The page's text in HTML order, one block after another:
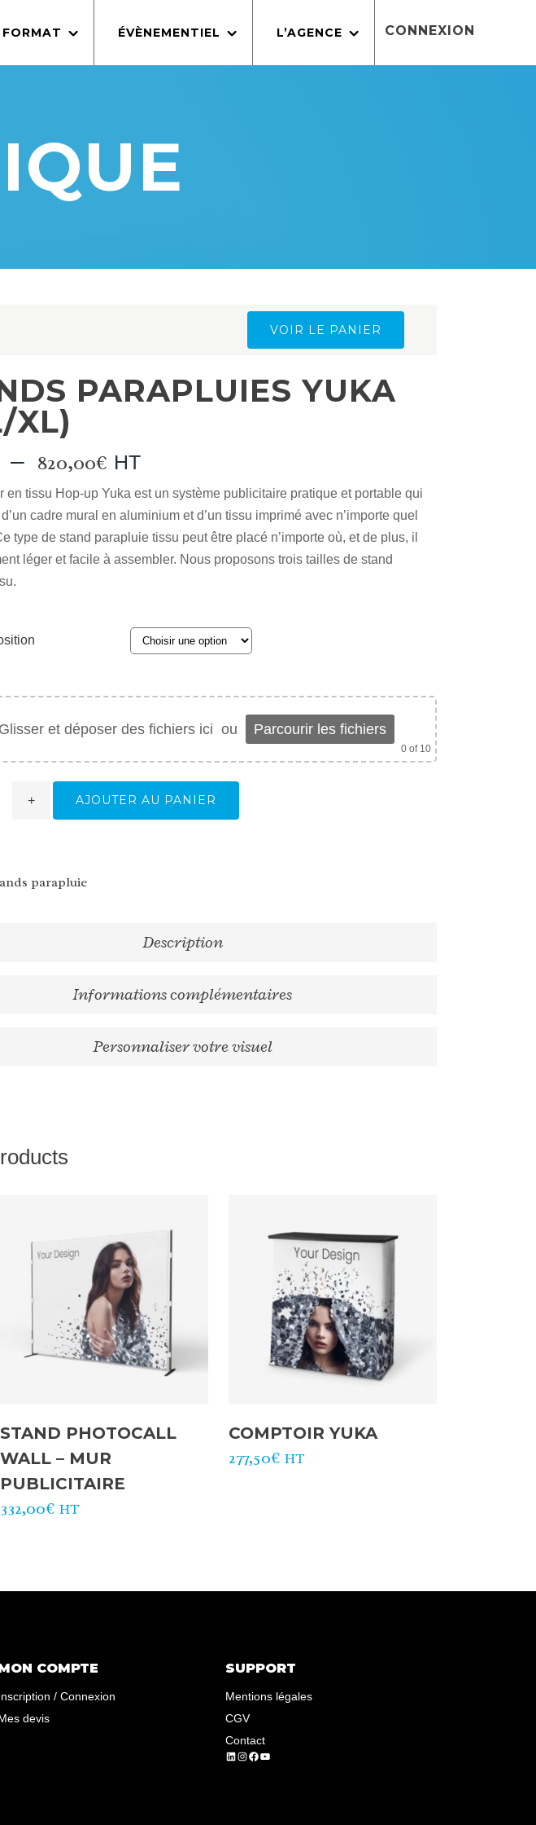
CONNEXION
ÉVÈNEMENTIEL L’AGENCE
VOIR LE PANIER
PARAPLUIES YUKA
XL)
– 820,00€ Plage
de
prix :
474,00€
à
820,00€
HT
en tissu Hop-up Yuka est un système publicitaire pratique et portable qui
cadre mural en aluminium et d’un tissu imprimé avec n’importe quel
type de stand parapluie tissu peut être placé n’importe où, et de plus, il
léger et facile à assembler. Nous proposons trois tailles de stand
Glisser et déposer des fichiers ici ou Parcourir les fichiers
0 of 10
AJOUTER AU PANIER
parapluie
Description
Informations complémentaires
Personnaliser votre visuel
STAND PHOTOCALL
WALL – MUR
PUBLICITAIRE
332,00€ HT
COMPTOIR YUKA
277,50€ HT
COMPTE
/ Connexion
devis
SUPPORT
Mentions légales
CGV
Contact
LinkedIn
Instagram
Facebook
YouTube